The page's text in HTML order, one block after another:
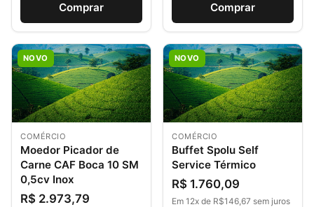
Comprar Comprar
NOVO
COMÉRCIO
Moedor Picador de
Carne CAF Boca 10 SM
0,5cv Inox
R$ 2.973,79
NOVO
COMÉRCIO
Buffet Spolu Self
Service Térmico
R$ 1.760,09
Em 12x de R$146,67 sem juros